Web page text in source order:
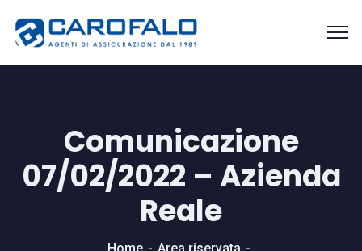
Comunicazione
07/02/2022 – Azienda
Reale